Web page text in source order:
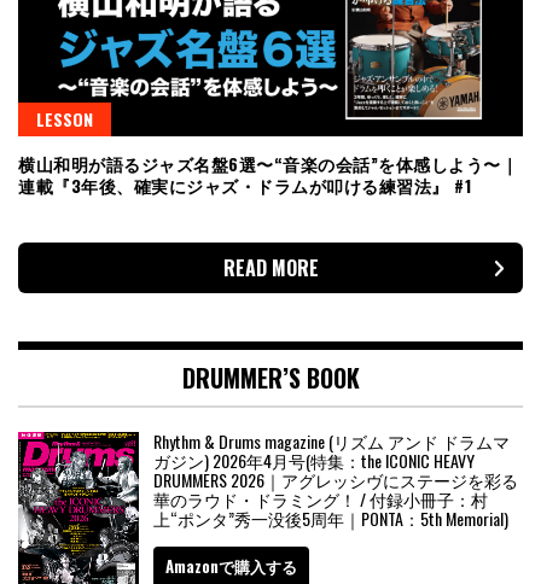
LESSON
横山和明が語るジャズ名盤6選〜“音楽の会話”を体感しよう〜｜
連載『3年後、確実にジャズ・ドラムが叩ける練習法』 #1
READ MORE
DRUMMER’S BOOK
Rhythm & Drums magazine (リズム アンド ドラムマ
ガジン) 2026年4月号(特集：the ICONIC HEAVY
DRUMMERS 2026｜アグレッシヴにステージを彩る
華のラウド・ドラミング！ / 付録小冊子：村
上“ポンタ”秀一没後5周年｜PONTA：5th Memorial)
Amazonで購入する